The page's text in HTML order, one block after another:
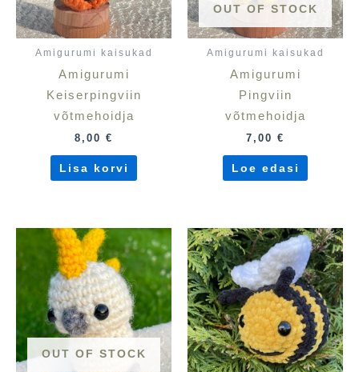
Amigurumi kaisukad
Amigurumi
Keiserpingviin
võtmehoidja
8,00 €
Lisa korvi
OUT OF STOCK
Amigurumi kaisukad
Amigurumi
Pingviin
võtmehoidja
7,00 €
Loe edasi
OUT OF STOCK